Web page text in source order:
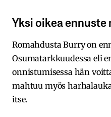
Yksi oikea
Romahdusta Burry on
Osumatarkkuudessa eli
onnistumisessa hän
mahtuu myös
itse.